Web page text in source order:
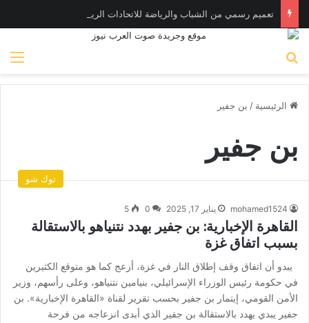
الرئيسية / بن جفير
بن جفير
توك شو
mohamed1524 يناير 17, 2025 0
5
القاهرة الإخبارية: بن جفير بهدد نتنياهو بالاستقالة
بسبب اتفاق غزة
يبدو أن اتفاق وقف إطلاق النار في غزة، أزعج كما هو متوقع الكثيرين
في حكومة رئيس الوزراء الإسرائيلي، بنيامين نتنياهو، وعلى رأسهم، وزير
الأمن القومي، إيتمار بن جفير بحسب تقرير لقناة «القاهرة الإخبارية». بن
جفير يبدي يهدد بالاستقالة بن جفير الذي أبدى انزعاجه من فرحة